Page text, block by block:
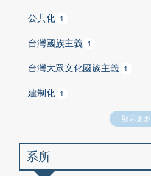
公共化 1
台灣國族主義 1
台灣大眾文化國族主義 1
建制化 1
顯示更多
系所